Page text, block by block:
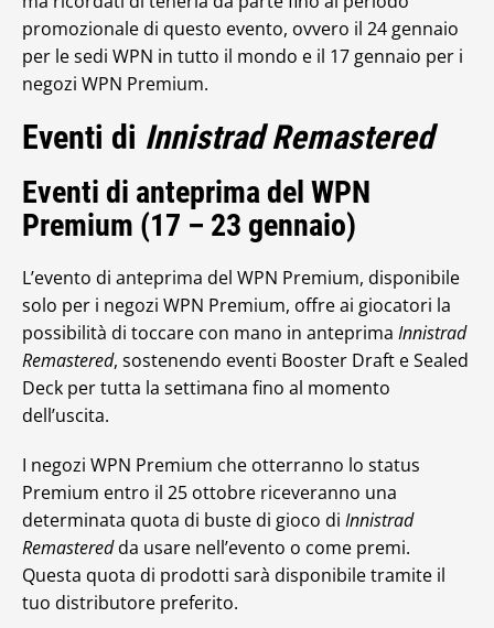
promozionale di questo evento, ovvero il 24 gennaio
per le sedi WPN in tutto il mondo e il 17 gennaio per i
negozi WPN Premium.
Eventi di Innistrad Remastered
Eventi di anteprima del WPN
Premium (17 – 23 gennaio)
L’evento di anteprima del WPN Premium, disponibile
solo per i negozi WPN Premium, offre ai giocatori la
possibilità di toccare con mano in anteprima Innistrad
Remastered, sostenendo eventi Booster Draft e Sealed
Deck per tutta la settimana fino al momento
dell’uscita.
I negozi WPN Premium che otterranno lo status
Premium entro il 25 ottobre riceveranno una
determinata quota di buste di gioco di Innistrad
Remasteredda usare nell’evento o come premi.
Questa quota di prodotti sarà disponibile tramite il
tuo distributore preferito.